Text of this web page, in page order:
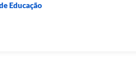
Educação